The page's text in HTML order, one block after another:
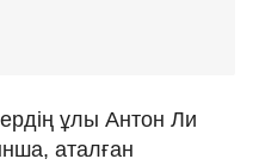
ұлы Антон Ли
аталған